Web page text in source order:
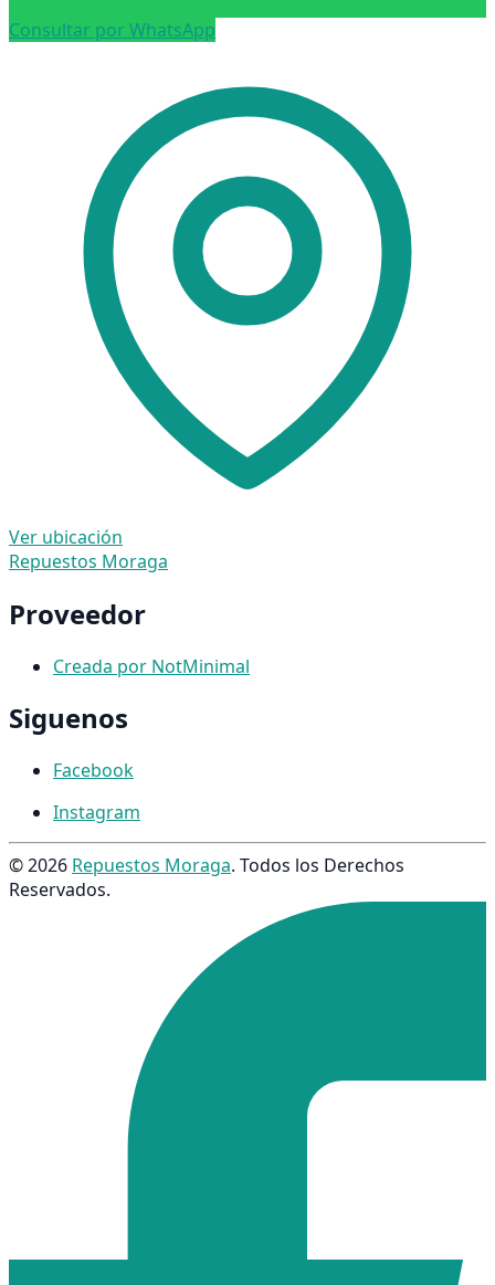
Consultar por WhatsApp
Ver ubicación
Repuestos Moraga
Proveedor
Creada por NotMinimal
Siguenos
Facebook
Instagram
© 2026 Repuestos Moraga. Todos los Derechos
Reservados.